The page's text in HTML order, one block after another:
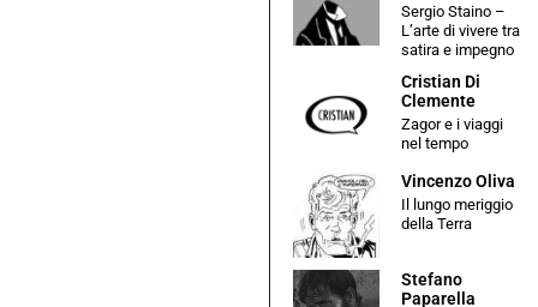
Sergio Staino –
L’arte di vivere tra
satira e impegno
Cristian Di
Clemente
Zagor e i viaggi
nel tempo
Vincenzo Oliva
Il lungo meriggio
della Terra
Stefano
Paparella